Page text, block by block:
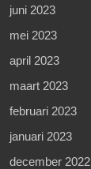
juni 2023
mei 2023
april 2023
maart 2023
februari 2023
januari 2023
december 2022